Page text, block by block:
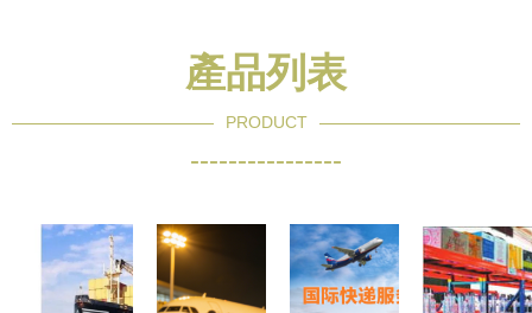
產品列表
PRODUCT
----------------